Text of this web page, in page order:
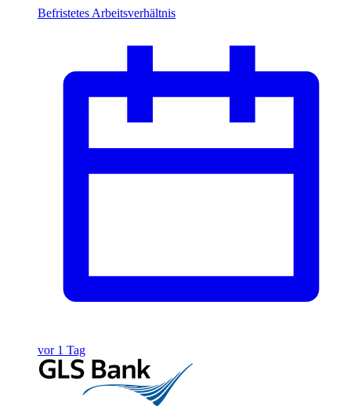
Befristetes Arbeitsverhältnis
vor 1 Tag